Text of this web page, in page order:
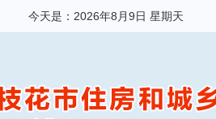
今天是： 2026年8月9日 星期天